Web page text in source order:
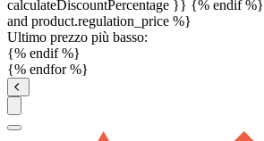
calculateDiscountPercentage }} {% endif %}
and product.regulation_price %}
Ultimo prezzo più basso:
{% endif %}
{% endfor %}